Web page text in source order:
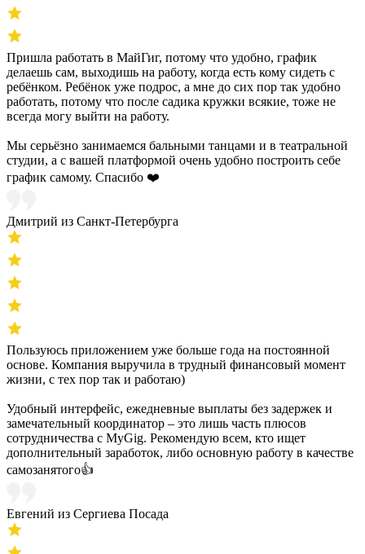
Пришла работать в МайГиг, потому что удобно, график
делаешь сам, выходишь на работу, когда есть кому сидеть с
ребёнком. Ребёнок уже подрос, а мне до сих пор так удобно
работать, потому что после садика кружки всякие, тоже не
всегда могу выйти на работу.
Мы серьёзно занимаемся бальными танцами и в театральной
студии, а с вашей платформой очень удобно построить себе
график самому. Спасибо ❤️
Дмитрий из Санкт-Петербурга
Пользуюсь приложением уже больше года на постоянной
основе. Компания выручила в трудный финансовый момент
жизни, с тех пор так и работаю)
Удобный интерфейс, ежедневные выплаты без задержек и
замечательный координатор – это лишь часть плюсов
сотрудничества с MyGig. Рекомендую всем, кто ищет
дополнительный заработок, либо основную работу в качестве
самозанятого👍
Евгений из Сергиева Посада